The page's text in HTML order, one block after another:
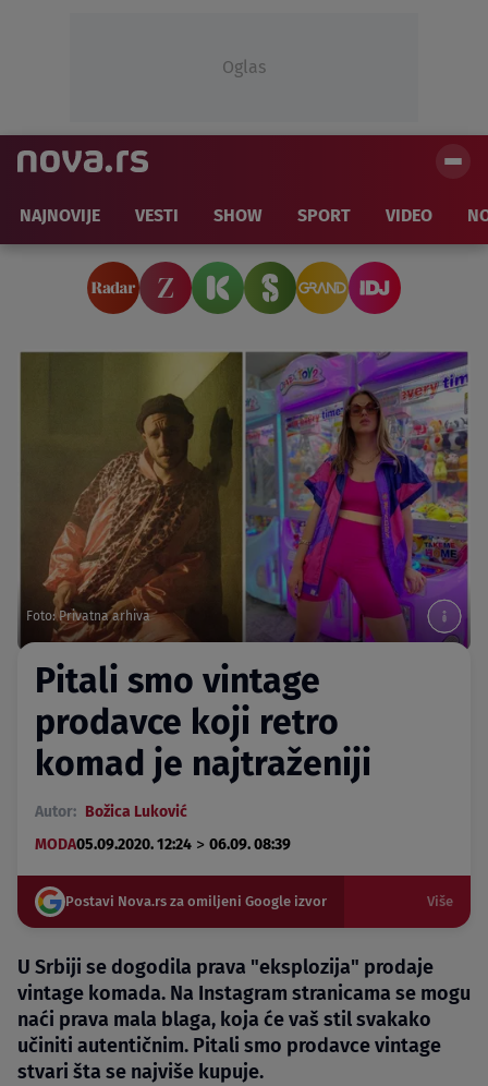
Oglas
NAJNOVIJE VESTI SHOW SPORT VIDEO
Foto: Privatna arhiva
Pitali smo vintage
prodavce koji retro
komad je najtraženiji
Autor: Božica Luković
MODA05.09.2020. 12:24 > 06.09. 08:39
Postavi Nova.rs za omiljeni Google izvor Više
U Srbiji se dogodila prava "eksplozija" prodaje
vintage komada. Na Instagram stranicama se mogu
naći prava mala blaga, koja će vaš stil svakako
učiniti autentičnim. Pitali smo prodavce vintage
stvari šta se najviše kupuje.